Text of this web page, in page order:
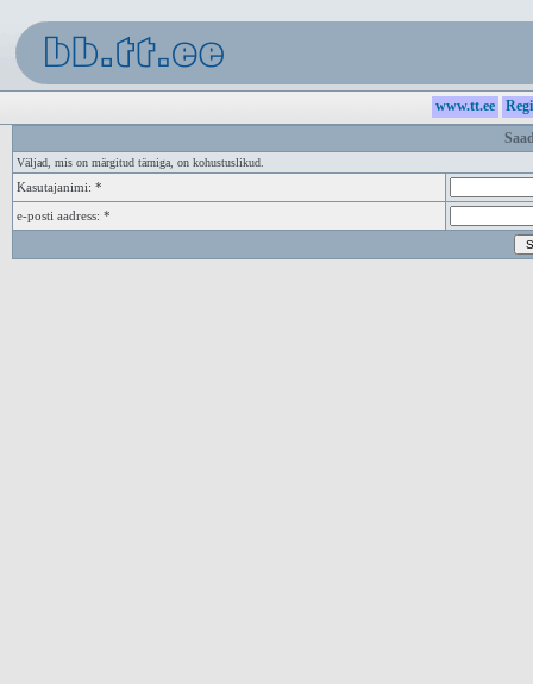
www.tt.ee
Väljad, mis on märgitud tärniga, on kohustuslikud.
Kasutajanimi: *
e-posti aadress: *